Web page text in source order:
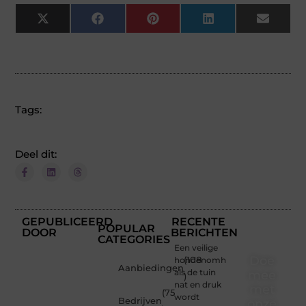
X
(Twitter)
Facebook Pinterest LinkedIn Email
Tags:
Deel dit:
GEPUBLICEERD
DOOR
POPULAR
CATEGORIES
Aanbiedingen
(108
)
Bedrijven
(75
RECENTE
BERICHTEN
Een veilige
hondenomheining
als de tuin
nat en druk
wordt